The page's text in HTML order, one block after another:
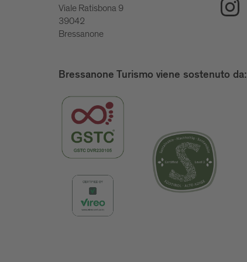
Viale Ratisbona 9
39042
Bressanone
Bressanone Turismo viene sostenuto da: